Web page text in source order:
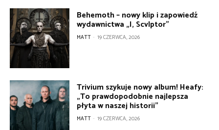
Behemoth – nowy klip i zapowiedź
wydawnictwa „I, Scvlptor”
MATT - 19 CZERWCA, 2026
Trivium szykuje nowy album! Heafy:
„To prawdopodobnie najlepsza
płyta w naszej historii”
MATT - 19 CZERWCA, 2026